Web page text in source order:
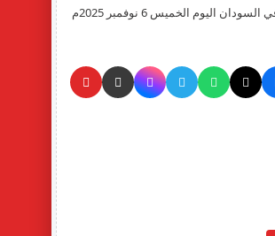
توقعات.. سعر الدولار في السودان اليوم الخميس 6 نوفمبر 2025م